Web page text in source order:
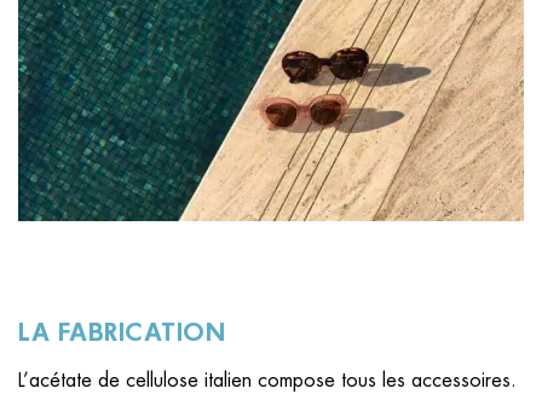
LA FABRICATION
L’acétate de cellulose italien compose tous les accessoires.